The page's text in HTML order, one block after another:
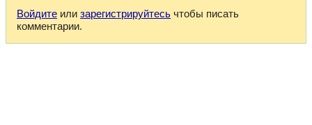
Войдите или зарегистрируйтесь чтобы писать
комментарии.